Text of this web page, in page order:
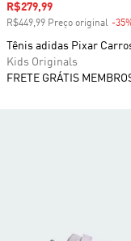
Preço com desconto
R$279,99
R$449,99 Preço original -
Tênis adidas Pixar
Kids Originals
FRETE GRÁTIS